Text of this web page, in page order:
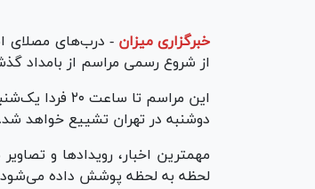
خبرگزاری میزان - درب‌های مصلای
از شروع رسمی مراسم از بامداد گذشته به
دوشنبه در تهران تشییع خواهد شد.
مهمترین اخبار، رویداد‌ها و
لحظه به لحظه پوشش داده